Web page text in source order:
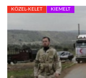
KÖZEL-KELET KIEMELT